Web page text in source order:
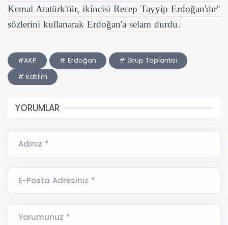
Kemal Atatürk'tür, ikincisi Recep Tayyip Erdoğan'dır''
sözlerini kullanarak Erdoğan'a selam durdu.
#AKP # Erdoğan
# Grup Toplantısı
# katılım
YORUMLAR
Adınız *
E-Posta Adresiniz *
Yorumunuz *